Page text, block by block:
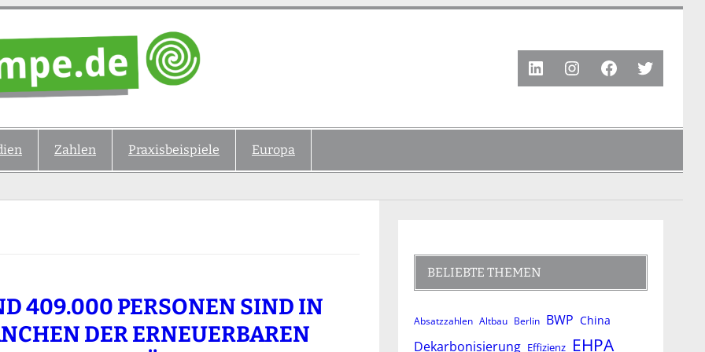
LinkedInInstagram
Facebook
Twitter
Zahlen Praxisbeispiele Europa
409.000 PERSONEN SIND IN
DER ERNEUERBAREN
BELIEBTE THEMEN
Absatzzahlen Altbau Berlin BWP China
Dekarbonisierung Effizienz EHPA